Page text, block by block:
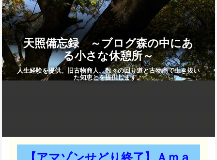
天照備忘録 ～ブログ森の中にあ
る小さな休憩所～
人生経験を提供。旧古物商人。数々の回り道と古物商で生き抜い
た知恵とを提供します。
【アマゾンせどり終了】Ａｍａ